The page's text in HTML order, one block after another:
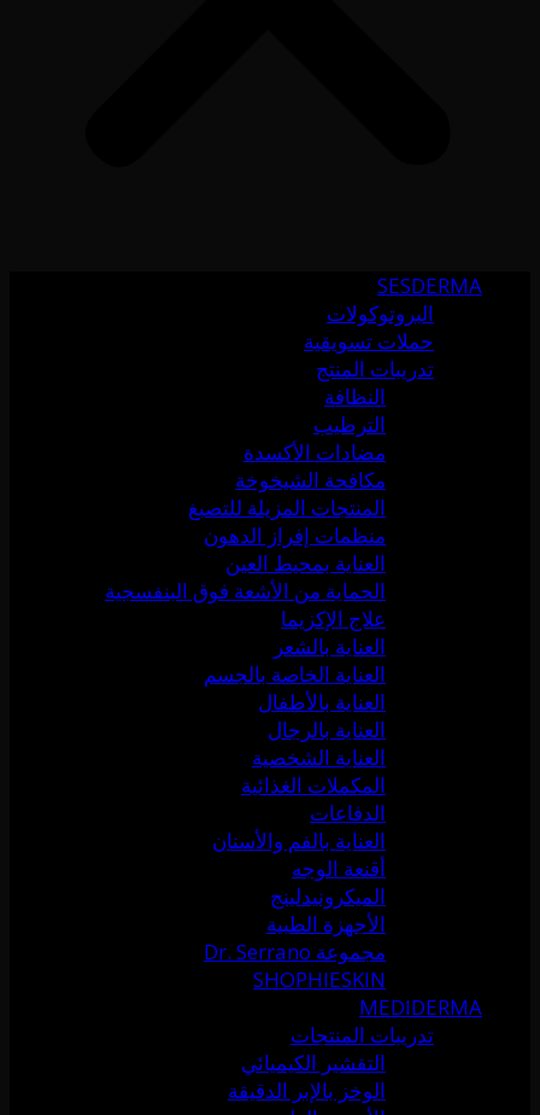
SESDERMA
البروتوكولات
حملات تسويقية
تدريبات المنتج
النظافة
الترطيب
مضادات الأكسدة
مكافحة الشيخوخة
المنتجات المزيلة للتصبغ
منظمات إفراز الدهون
العناية بمحيط العين
الحماية من الأشعة فوق البنفسجية
علاج الإكزيما
العناية بالشعر
العناية الخاصة بالجسم
العناية بالأطفال
العناية بالرجال
العناية الشخصية
المكملات الغذائية
الدفاعات
العناية بالفم والأسنان
أقنعة الوجه
الميكرونيدلينج
الأجهزة الطبية
مجموعة Dr. Serrano
SHOPHIESKIN
MEDIDERMA
تدريبات المنتجات
التقشير الكيميائي
الوخز بالإبر الدقيقة